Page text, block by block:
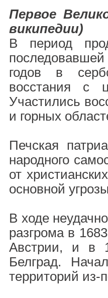
Первое
википедии)
В период
годов в
восстания с
Участились
и горных
Печская
народного
от
основной
В ходе
разгрома в
Австрии, и в
Белград.
территорий из-